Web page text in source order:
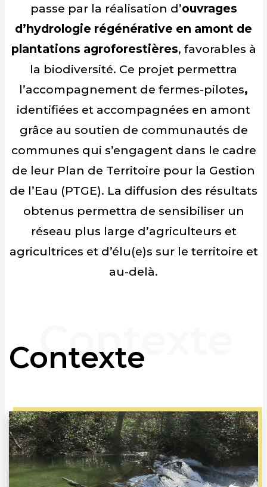
passe par la réalisation d’ouvrages
d’hydrologie régénérative en amont de
plantations agroforestières, favorables à
la biodiversité. Ce projet permettra
l’accompagnement de fermes-pilotes,
identifiées et accompagnées en amont
grâce au soutien de communautés de
communes qui s’engagent dans le cadre
de leur Plan de Territoire pour la Gestion
de l’Eau (PTGE). La diffusion des résultats
obtenus permettra de sensibiliser un
réseau plus large d’agriculteurs et
agricultrices et d’élu(e)s sur le territoire et
au-delà.
Contexte